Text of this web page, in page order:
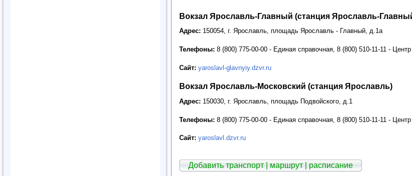
Вокзал Ярославль-Главный (станция Ярославль-
Адрес: 150054, г. Ярославль, площадь Ярославль - Главный, д.1а
Телефоны: 8 (800) 775-00-00 - Единая справочная, 8 (800) 510-11-11 -
Сайт: yaroslavl-glavnyiy.dzvr.ru
Вокзал Ярославль-Московский (станция Ярославль)
Адрес: 150030, г. Ярославль, площадь Подвойского, д.1
Телефоны: 8 (800) 775-00-00 - Единая справочная, 8 (800) 510-11-11 -
Сайт: yaroslavl.dzvr.ru
Добавить транспорт | маршрут | расписание